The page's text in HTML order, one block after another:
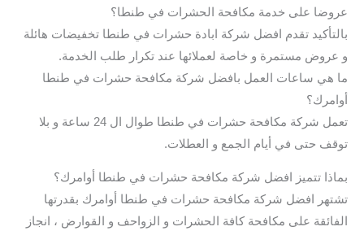
عروضا على خدمة مكافحة الحشرات في طنطا؟
بالتأكيد تقدم افضل شركة ابادة حشرات في طنطا تخفيضات هائلة
و عروض مستمرة و خاصة لعملائها عند تكرار طلب الخدمة.
ما هي ساعات العمل بافضل شركة مكافحة حشرات في طنطا
أوامرك؟
تعمل شركة مكافحة حشرات في طنطا طوال ال 24 ساعة و بلا
توقف حتى في أيام الجمع و العطلات.
بماذا تتميز افضل شركة مكافحة حشرات في طنطا أوامرك؟
تشتهر افضل شركة مكافحة حشرات في طنطا أوامرك بقدرتها
الفائقة على مكافحة كافة الحشرات و الزواحف و القوارض ، انجاز